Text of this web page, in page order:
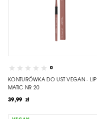
0
KONTURÓWKA DO UST VEGAN - LIP
MATIC NR 20
39,99 zł